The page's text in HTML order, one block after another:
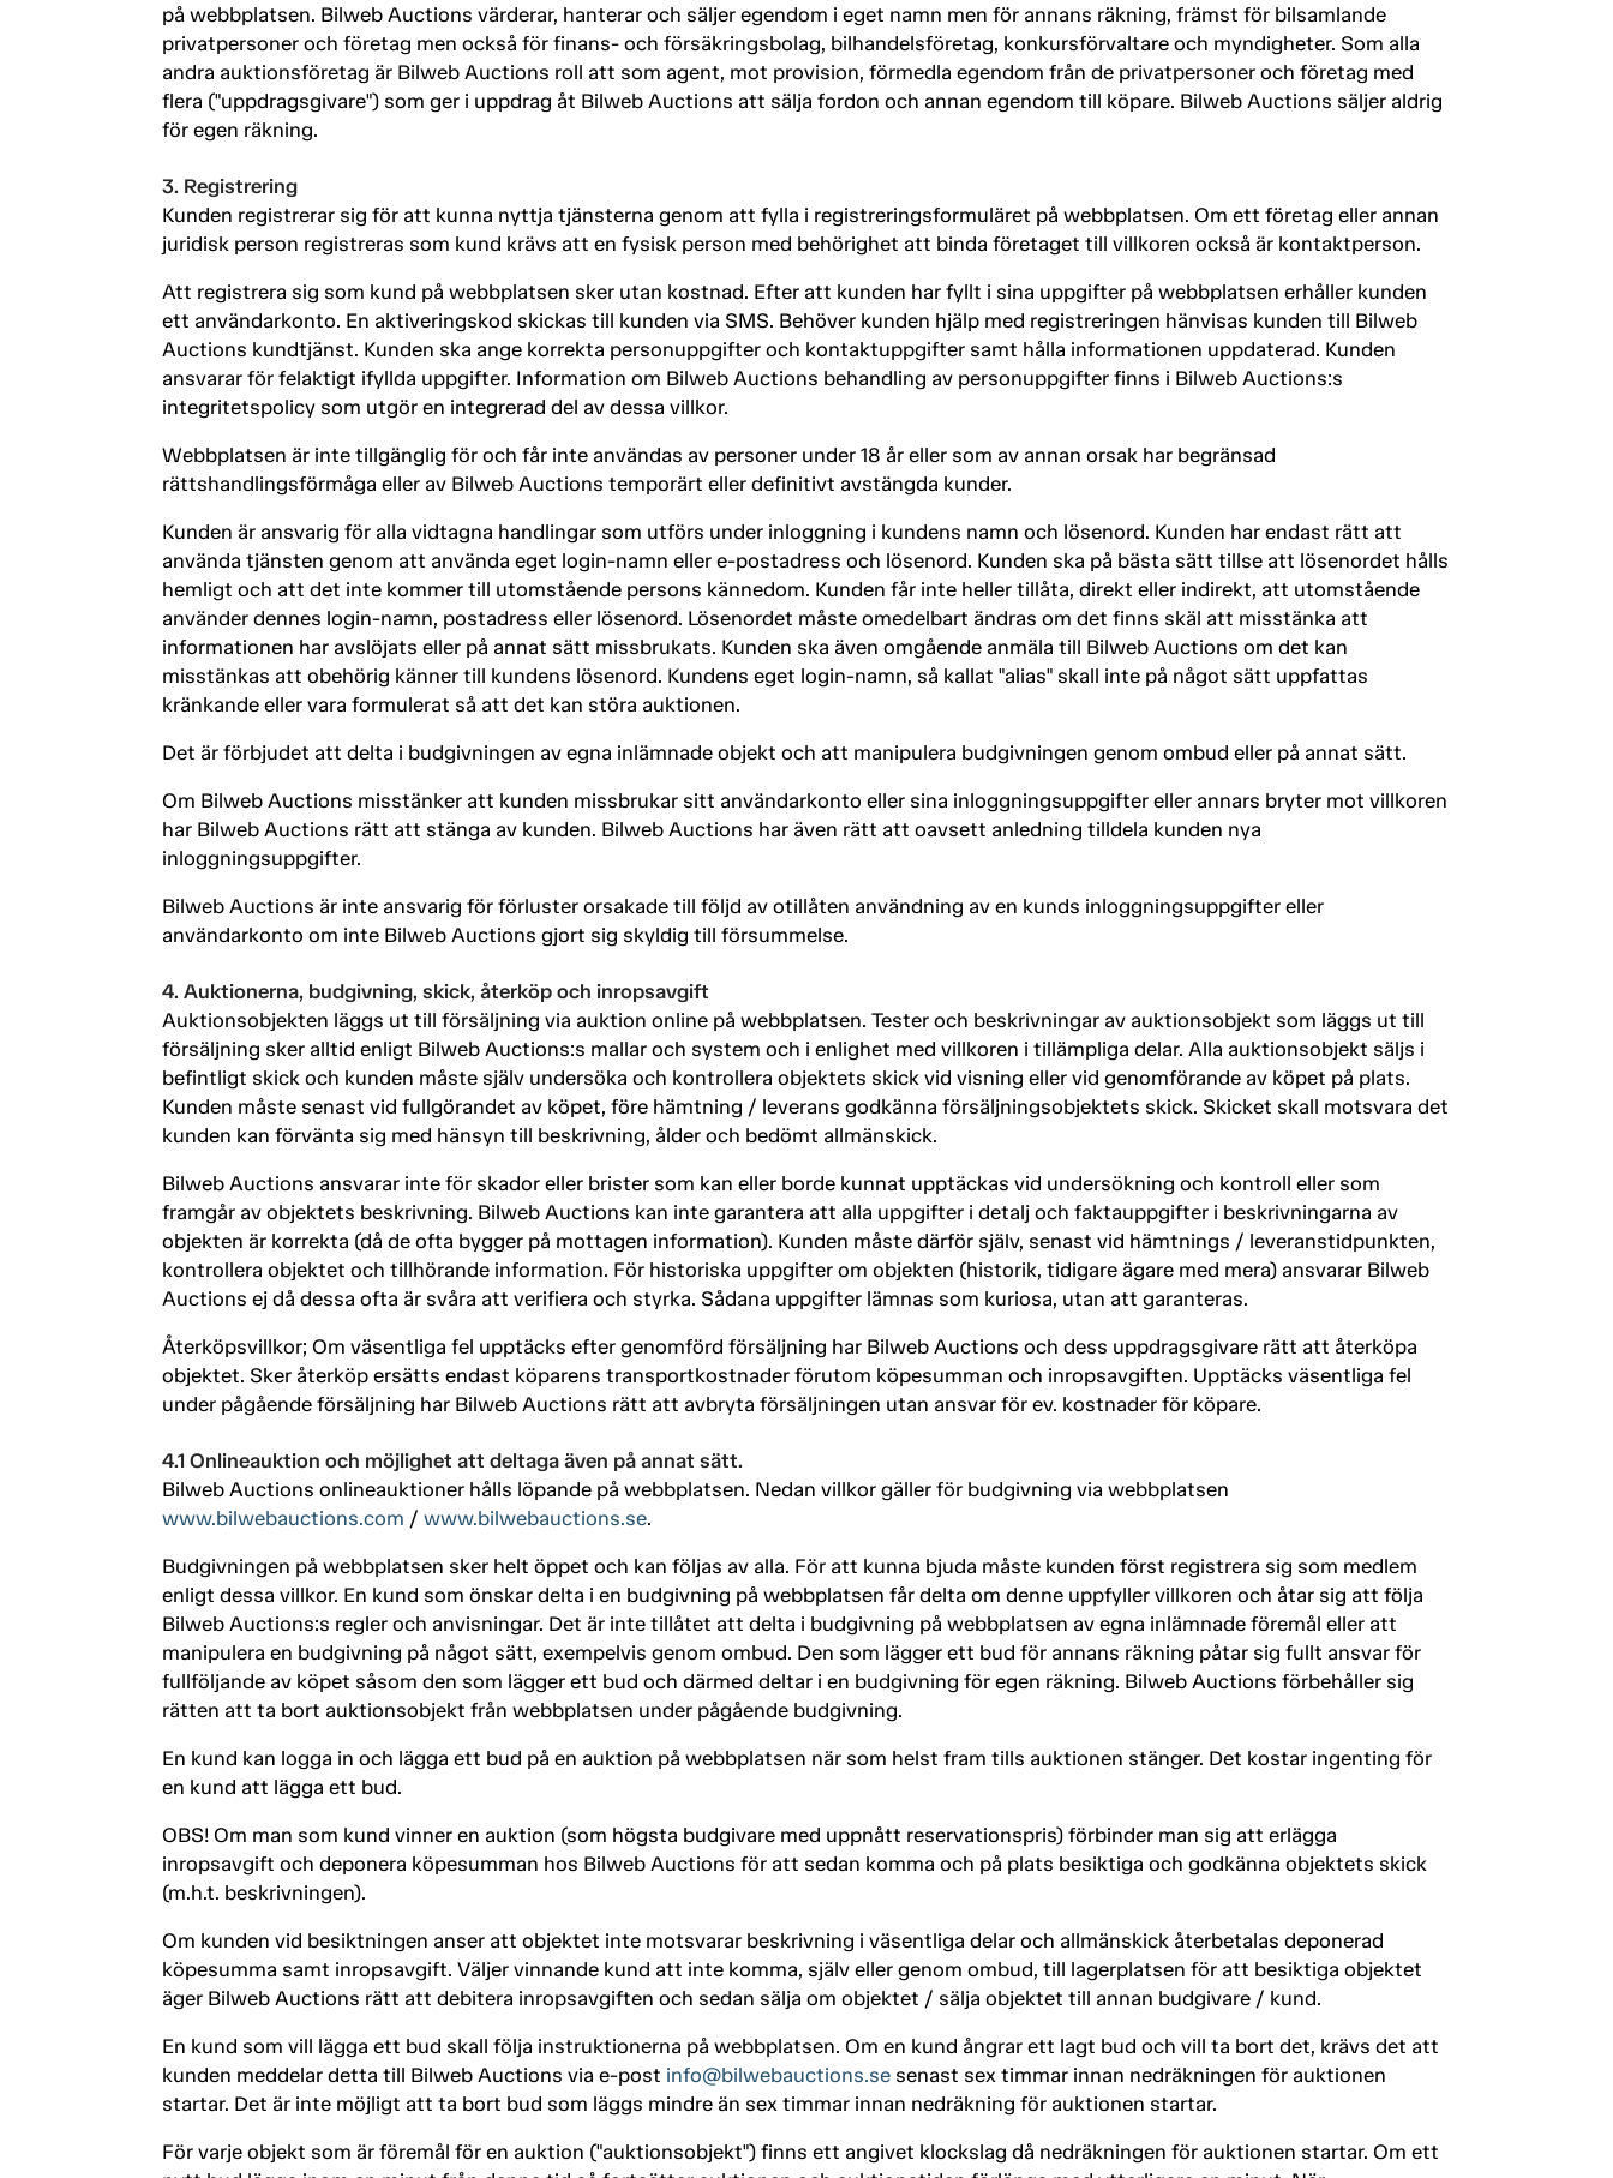
på webbplatsen. Bilweb Auctions värderar, hanterar och säljer egendom i eget namn men för annans räkning, främst för bilsamlande
privatpersoner och företag men också för finans- och försäkringsbolag, bilhandelsföretag, konkursförvaltare och myndigheter. Som alla
andra auktionsföretag är Bilweb Auctions roll att som agent, mot provision, förmedla egendom från de privatpersoner och företag med
flera ("uppdragsgivare") som ger i uppdrag åt Bilweb Auctions att sälja fordon och annan egendom till köpare. Bilweb Auctions säljer aldrig
för egen räkning.
3. Registrering
Kunden registrerar sig för att kunna nyttja tjänsterna genom att fylla i registreringsformuläret på webbplatsen. Om ett företag eller annan
juridisk person registreras som kund krävs att en fysisk person med behörighet att binda företaget till villkoren också är kontaktperson.
Att registrera sig som kund på webbplatsen sker utan kostnad. Efter att kunden har fyllt i sina uppgifter på webbplatsen erhåller kunden
ett användarkonto. En aktiveringskod skickas till kunden via SMS. Behöver kunden hjälp med registreringen hänvisas kunden till Bilweb
Auctions kundtjänst. Kunden ska ange korrekta personuppgifter och kontaktuppgifter samt hålla informationen uppdaterad. Kunden
ansvarar för felaktigt ifyllda uppgifter. Information om Bilweb Auctions behandling av personuppgifter finns i Bilweb Auctions:s
integritetspolicy som utgör en integrerad del av dessa villkor.
Webbplatsen är inte tillgänglig för och får inte användas av personer under 18 år eller som av annan orsak har begränsad
rättshandlingsförmåga eller av Bilweb Auctions temporärt eller definitivt avstängda kunder.
Kunden är ansvarig för alla vidtagna handlingar som utförs under inloggning i kundens namn och lösenord. Kunden har endast rätt att
använda tjänsten genom att använda eget login-namn eller e-postadress och lösenord. Kunden ska på bästa sätt tillse att lösenordet hålls
hemligt och att det inte kommer till utomstående persons kännedom. Kunden får inte heller tillåta, direkt eller indirekt, att utomstående
använder dennes login-namn, postadress eller lösenord. Lösenordet måste omedelbart ändras om det finns skäl att misstänka att
informationen har avslöjats eller på annat sätt missbrukats. Kunden ska även omgående anmäla till Bilweb Auctions om det kan
misstänkas att obehörig känner till kundens lösenord. Kundens eget login-namn, så kallat "alias" skall inte på något sätt uppfattas
kränkande eller vara formulerat så att det kan störa auktionen.
Det är förbjudet att delta i budgivningen av egna inlämnade objekt och att manipulera budgivningen genom ombud eller på annat sätt.
Om Bilweb Auctions misstänker att kunden missbrukar sitt användarkonto eller sina inloggningsuppgifter eller annars bryter mot villkoren
har Bilweb Auctions rätt att stänga av kunden. Bilweb Auctions har även rätt att oavsett anledning tilldela kunden nya
inloggningsuppgifter.
Bilweb Auctions är inte ansvarig för förluster orsakade till följd av otillåten användning av en kunds inloggningsuppgifter eller
användarkonto om inte Bilweb Auctions gjort sig skyldig till försummelse.
4. Auktionerna, budgivning, skick, återköp och inropsavgift
Auktionsobjekten läggs ut till försäljning via auktion online på webbplatsen. Tester och beskrivningar av auktionsobjekt som läggs ut till
försäljning sker alltid enligt Bilweb Auctions:s mallar och system och i enlighet med villkoren i tillämpliga delar. Alla auktionsobjekt säljs i
befintligt skick och kunden måste själv undersöka och kontrollera objektets skick vid visning eller vid genomförande av köpet på plats.
Kunden måste senast vid fullgörandet av köpet, före hämtning / leverans godkänna försäljningsobjektets skick. Skicket skall motsvara det
kunden kan förvänta sig med hänsyn till beskrivning, ålder och bedömt allmänskick.
Bilweb Auctions ansvarar inte för skador eller brister som kan eller borde kunnat upptäckas vid undersökning och kontroll eller som
framgår av objektets beskrivning. Bilweb Auctions kan inte garantera att alla uppgifter i detalj och faktauppgifter i beskrivningarna av
objekten är korrekta (då de ofta bygger på mottagen information). Kunden måste därför själv, senast vid hämtnings / leveranstidpunkten,
kontrollera objektet och tillhörande information. För historiska uppgifter om objekten (historik, tidigare ägare med mera) ansvarar Bilweb
Auctions ej då dessa ofta är svåra att verifiera och styrka. Sådana uppgifter lämnas som kuriosa, utan att garanteras.
Återköpsvillkor; Om väsentliga fel upptäcks efter genomförd försäljning har Bilweb Auctions och dess uppdragsgivare rätt att återköpa
objektet. Sker återköp ersätts endast köparens transportkostnader förutom köpesumman och inropsavgiften. Upptäcks väsentliga fel
under pågående försäljning har Bilweb Auctions rätt att avbryta försäljningen utan ansvar för ev. kostnader för köpare.
4.1 Onlineauktion och möjlighet att deltaga även på annat sätt.
Bilweb Auctions onlineauktioner hålls löpande på webbplatsen. Nedan villkor gäller för budgivning via webbplatsen
www.bilwebauctions.com / www.bilwebauctions.se.
Budgivningen på webbplatsen sker helt öppet och kan följas av alla. För att kunna bjuda måste kunden först registrera sig som medlem
enligt dessa villkor. En kund som önskar delta i en budgivning på webbplatsen får delta om denne uppfyller villkoren och åtar sig att följa
Bilweb Auctions:s regler och anvisningar. Det är inte tillåtet att delta i budgivning på webbplatsen av egna inlämnade föremål eller att
manipulera en budgivning på något sätt, exempelvis genom ombud. Den som lägger ett bud för annans räkning påtar sig fullt ansvar för
fullföljande av köpet såsom den som lägger ett bud och därmed deltar i en budgivning för egen räkning. Bilweb Auctions förbehåller sig
rätten att ta bort auktionsobjekt från webbplatsen under pågående budgivning.
En kund kan logga in och lägga ett bud på en auktion på webbplatsen när som helst fram tills auktionen stänger. Det kostar ingenting för
en kund att lägga ett bud.
OBS! Om man som kund vinner en auktion (som högsta budgivare med uppnått reservationspris) förbinder man sig att erlägga
inropsavgift och deponera köpesumman hos Bilweb Auctions för att sedan komma och på plats besiktiga och godkänna objektets skick
(m.h.t. beskrivningen).
Om kunden vid besiktningen anser att objektet inte motsvarar beskrivning i väsentliga delar och allmänskick återbetalas deponerad
köpesumma samt inropsavgift. Väljer vinnande kund att inte komma, själv eller genom ombud, till lagerplatsen för att besiktiga objektet
äger Bilweb Auctions rätt att debitera inropsavgiften och sedan sälja om objektet / sälja objektet till annan budgivare / kund.
En kund som vill lägga ett bud skall följa instruktionerna på webbplatsen. Om en kund ångrar ett lagt bud och vill ta bort det, krävs det att
kunden meddelar detta till Bilweb Auctions via e-post info@bilwebauctions.sesenast sex timmar innan nedräkningen för auktionen
startar. Det är inte möjligt att ta bort bud som läggs mindre än sex timmar innan nedräkning för auktionen startar.
För varje objekt som är föremål för en auktion ("auktionsobjekt") finns ett angivet klockslag då nedräkningen för auktionen startar. Om ett